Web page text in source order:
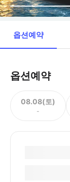
옵션예약
옵션예약
08.08(토)
-